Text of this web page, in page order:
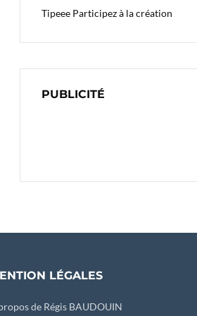
Tipeee Participez à la création
PUBLICITÉ
LÉGALES
de Régis BAUDOUIN